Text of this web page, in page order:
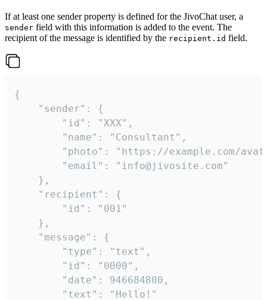
If at least one sender property is defined for the JivoChat user, a
sender field with this information is added to the event. The
recipient of the message is identified by the recipient.id field.
{